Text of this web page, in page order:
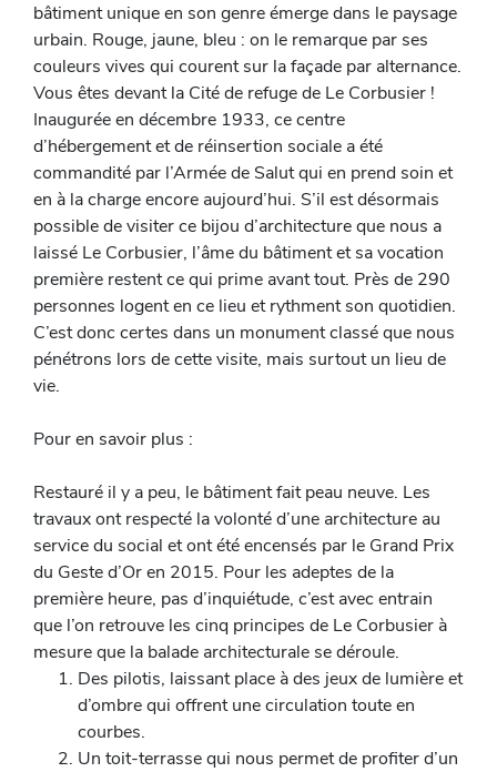
bâtiment unique en son genre émerge dans le paysage
urbain. Rouge, jaune, bleu : on le remarque par ses
couleurs vives qui courent sur la façade par alternance.
Vous êtes devant la Cité de refuge de Le Corbusier !
Inaugurée en décembre 1933, ce centre
d’hébergement et de réinsertion sociale a été
commandité par l’Armée de Salut qui en prend soin et
en à la charge encore aujourd’hui. S’il est désormais
possible de visiter ce bijou d’architecture que nous a
laissé Le Corbusier, l’âme du bâtiment et sa vocation
première restent ce qui prime avant tout. Près de 290
personnes logent en ce lieu et rythment son quotidien.
C’est donc certes dans un monument classé que nous
pénétrons lors de cette visite, mais surtout un lieu de
vie.
Pour en savoir plus :
Restauré il y a peu, le bâtiment fait peau neuve. Les
travaux ont respecté la volonté d’une architecture au
service du social et ont été encensés par le Grand Prix
du Geste d’Or en 2015. Pour les adeptes de la
première heure, pas d’inquiétude, c’est avec entrain
que l’on retrouve les cinq principes de Le Corbusier à
mesure que la balade architecturale se déroule.
Des pilotis, laissant place à des jeux de lumière et
d’ombre qui offrent une circulation toute en
courbes.
Un toit-terrasse qui nous permet de profiter d’un